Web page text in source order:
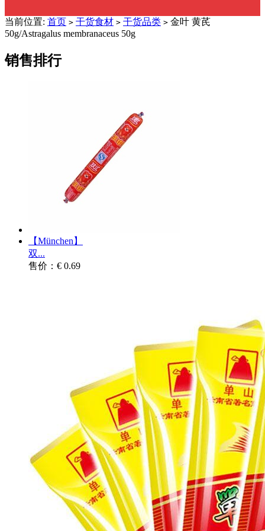
当前位置: 首页 > 干货食材 > 干货品类 > 金叶 黄芪
50g/Astragalus membranaceus 50g
销售排行
【München】
双...
售价：€ 0.69